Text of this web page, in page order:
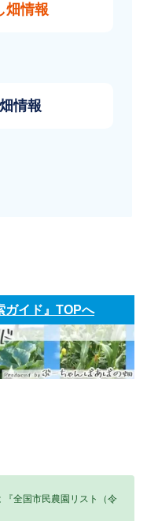
畑情報
情報
ガイド』TOPへ
全国市民農園リスト（令